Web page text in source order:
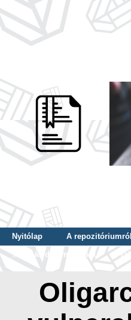
Nyitólap A repozitóriumról
Tallózás dátum szerint